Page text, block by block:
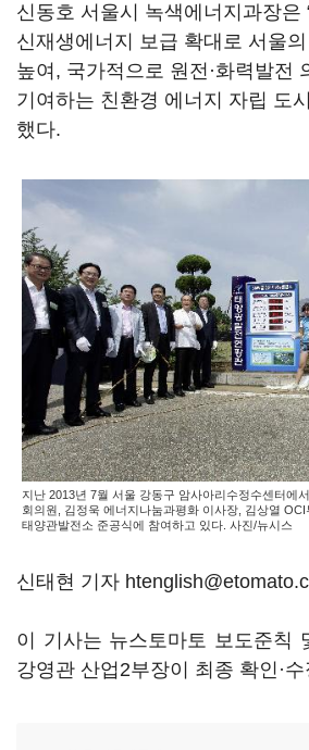
신동호 서울시 녹색에너지과장은
신재생에너지 보급 확대로 서울
높여, 국가적으로 원전·화력발전
기여하는 친환경 에너지 자립 도
했다.
지난 2013년 7월 서울 강동구 암사아리수정수센터에
회의원, 김정욱 에너지나눔과평화 이사장, 김상열 OCI
태양관발전소 준공식에 참여하고 있다. 사진/뉴시스
신태현 기자
이 기사는 뉴스토마토 보도준칙
강영관 산업2부장이 최종 확인·